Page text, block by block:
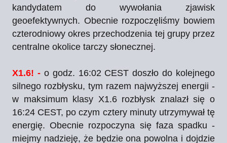
kandydatem do wywołania zjawisk
geoefektywnych. Obecnie rozpoczęliśmy bowiem
czterodniowy okres przechodzenia tej grupy przez
centralne okolice tarczy słonecznej.
X1.6! -o godz. 16:02 CEST doszło do kolejnego
silnego rozbłysku, tym razem najwyższej energii -
w maksimum klasy X1.6 rozbłysk znalazł się o
16:24 CEST, po czym cztery minuty utrzymywał tę
energię. Obecnie rozpoczyna się faza spadku -
miejmy nadzieję, że będzie ona powolna i dojdzie